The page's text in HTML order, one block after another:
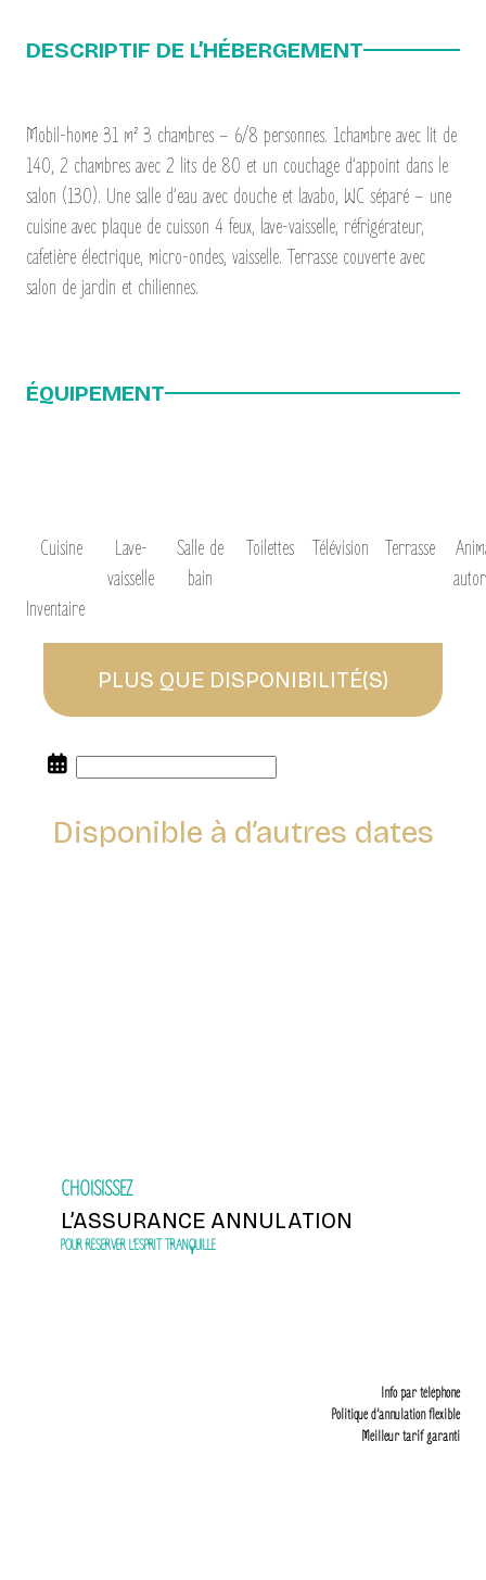
DESCRIPTIF DE L’HÉBERGEMENT
Mobil-home 31 m² 3 chambres – 6/8 personnes. 1chambre avec lit de
140, 2 chambres avec 2 lits de 80 et un couchage d’appoint dans le
salon (130). Une salle d’eau avec douche et lavabo, WC séparé – une
cuisine avec plaque de cuisson 4 feux, lave-vaisselle, réfrigérateur,
cafetière électrique, micro-ondes, vaisselle. Terrasse couverte avec
salon de jardin et chiliennes.
ÉQUIPEMENT
Cuisine
Lave-
vaisselle
Salle de
bain
Toilettes Télévision Terrasse
Inventaire
PLUS QUE DISPONIBILITÉ(S)
Disponible à d’autres dates
CHOISISSEZ
L’ASSURANCE ANNULATION
POUR RÉSERVER L’ESPRIT TRANQUILLE
Info par téléphone
Politique d’annulation flexible
Meilleur tarif garanti